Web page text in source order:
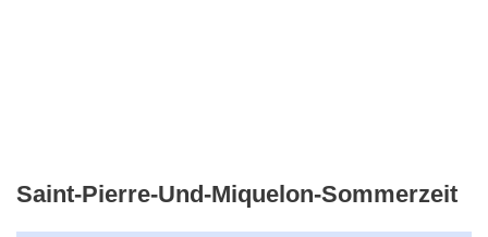
Saint-Pierre-Und-Miquelon-Sommerzeit